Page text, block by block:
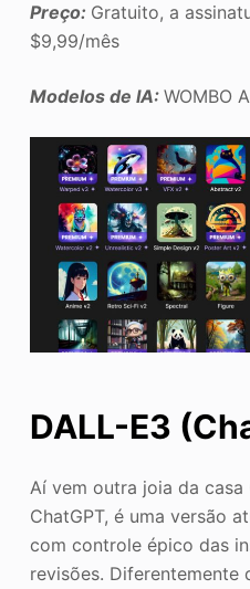
Preço: Gratuito, a
$9,99/mês
Modelos de IA: WOMBO
DALL-E3
Aí vem outra joia da casa
ChatGPT, é uma versão
com controle épico das
revisões. Diferentemente